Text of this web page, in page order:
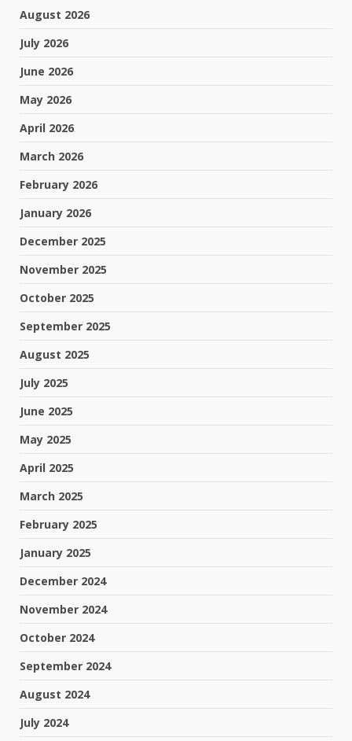
August 2026
July 2026
June 2026
May 2026
April 2026
March 2026
February 2026
January 2026
December 2025
November 2025
October 2025
September 2025
August 2025
July 2025
June 2025
May 2025
April 2025
March 2025
February 2025
January 2025
December 2024
November 2024
October 2024
September 2024
August 2024
July 2024